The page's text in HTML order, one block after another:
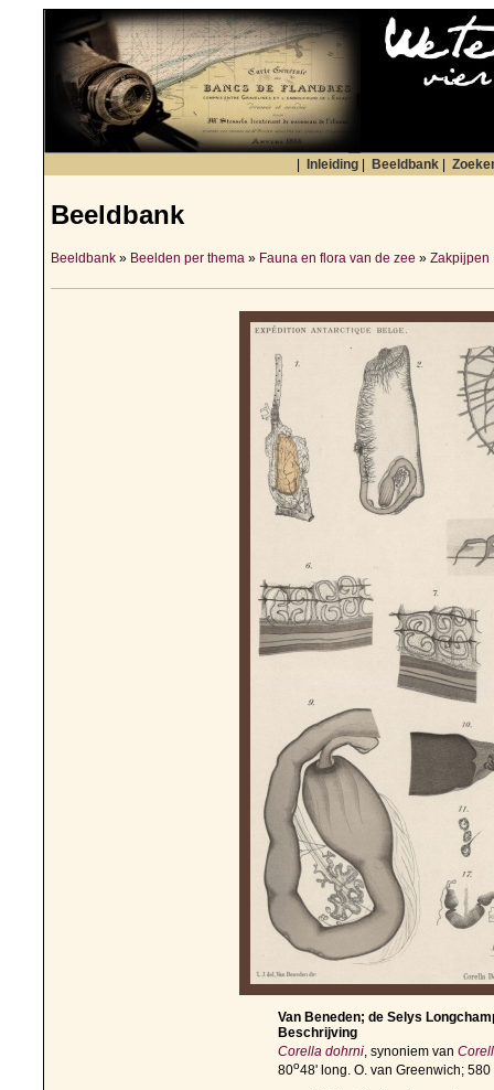
Inleiding Beeldbank
Beeldbank
Beeldbank » Beelden per thema » Fauna en flora van de zee » Zakpijpen
Van Beneden; de Selys
Beschrijving
Corella dohrni, synoniem van
80o48' long. O. van Greenwich;